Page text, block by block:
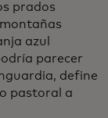
prados
azul
parecer
define
pastoral a